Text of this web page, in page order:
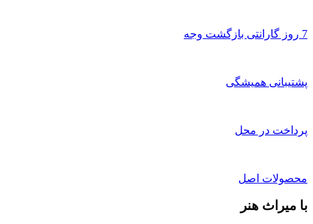
7 روز گارانتی بازگشت وجه
پشتیبانی همیشگی
پرداخت در محل
محصولات اصل
با میراث هنر